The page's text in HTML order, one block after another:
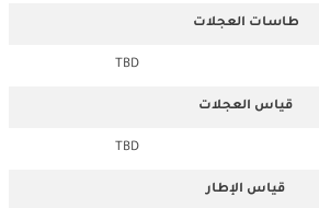
طاسات العجلات
TBD
قياس العجلات
TBD
قياس الإطار